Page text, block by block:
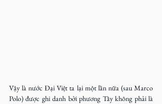
Vậy là nước Đại Việt ta lại một lần nữa (sau Marco
Polo) được ghi danh bởi phương Tây không phải là